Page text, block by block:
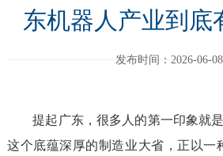
东机器人产业到底
发布时间：2026-06-08
提起广东，很多人的第一印象就是“
这个底蕴深厚的制造业大省，正以一